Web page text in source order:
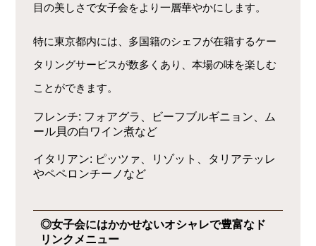
目の美しさで女子会をより一層華やかにします。
特に東京都内には、多国籍のシェフが在籍するケー
タリングサービスが数多くあり、本場の味を楽しむ
ことができます。
フレンチ: フォアグラ、ビーフブルギニョン、ム
ール貝の白ワイン煮など
イタリアン: ピッツァ、リゾット、タリアテッレ
やペペロンチーノなど
◎女子会にはかかせないオシャレで豊富なド
リンクメニュー